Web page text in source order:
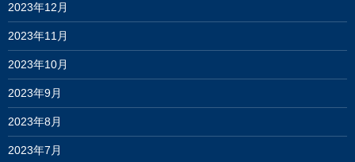
2023年12月
2023年11月
2023年10月
2023年9月
2023年8月
2023年7月